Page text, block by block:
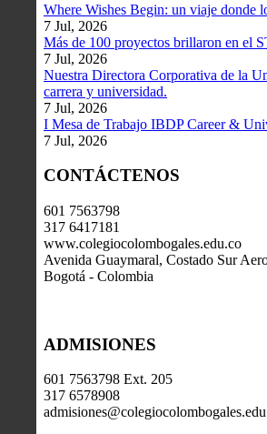
Where Wishes Begin: un viaje donde
7 Jul, 2026
Más de 100 proyectos brillaron en el
7 Jul, 2026
Nuestra Directora Corporativa de la
carrera y universidad.
7 Jul, 2026
I Mesa de Trabajo IBDP Career &
7 Jul, 2026
CONTÁCTENOS
601 7563798
317 6417181
www.colegiocolombogales.edu.co
Avenida Guaymaral, Costado Sur
Bogotá - Colombia
ADMISIONES
601 7563798 Ext. 205
317 6578908